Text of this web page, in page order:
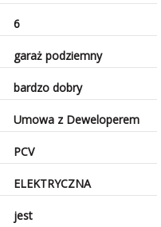
6
garaż podziemny
bardzo dobry
Umowa z Deweloperem
PCV
ELEKTRYCZNA
jest